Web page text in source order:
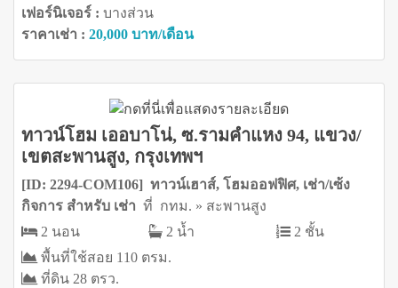
เฟอร์นิเจอร์ : บางส่วน
ราคาเช่า : 20,000 บาท/เดือน
ทาวน์โฮม เออบาโน่, ซ.รามคำแหง 94, แขวง/
เขตสะพานสูง, กรุงเทพฯ
[ID: 2294-COM106] ทาวน์เฮาส์, โฮมออฟฟิศ, เช่า/เซ้ง
กิจการ สำหรับ เช่า ที่ กทม. » สะพานสูง
2 นอน
2 น้ำ
2 ชั้น
พื้นที่ใช้สอย 110 ตรม.
ที่ดิน 28 ตรว.